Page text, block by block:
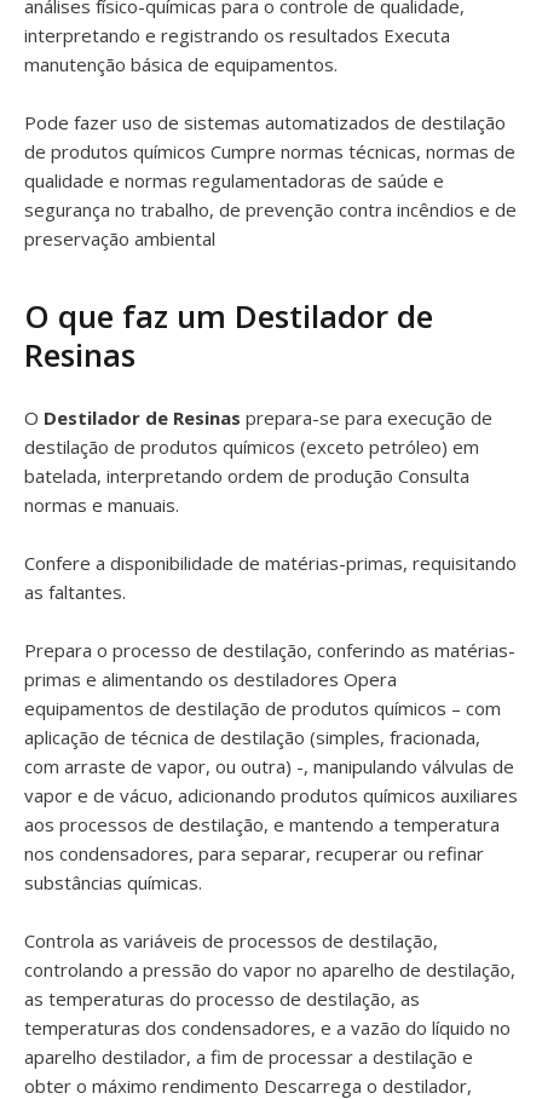
análises físico-químicas para o controle de qualidade,
interpretando e registrando os resultados Executa
manutenção básica de equipamentos.
Pode fazer uso de sistemas automatizados de destilação
de produtos químicos Cumpre normas técnicas, normas de
qualidade e normas regulamentadoras de saúde e
segurança no trabalho, de prevenção contra incêndios e de
preservação ambiental
O que faz um Destilador de
Resinas
O Destilador de Resinas prepara-se para execução de
destilação de produtos químicos (exceto petróleo) em
batelada, interpretando ordem de produção Consulta
normas e manuais.
Confere a disponibilidade de matérias-primas, requisitando
as faltantes.
Prepara o processo de destilação, conferindo as matérias-
primas e alimentando os destiladores Opera
equipamentos de destilação de produtos químicos – com
aplicação de técnica de destilação (simples, fracionada,
com arraste de vapor, ou outra) -, manipulando válvulas de
vapor e de vácuo, adicionando produtos químicos auxiliares
aos processos de destilação, e mantendo a temperatura
nos condensadores, para separar, recuperar ou refinar
substâncias químicas.
Controla as variáveis de processos de destilação,
controlando a pressão do vapor no aparelho de destilação,
as temperaturas do processo de destilação, as
temperaturas dos condensadores, e a vazão do líquido no
aparelho destilador, a fim de processar a destilação e
obter o máximo rendimento Descarrega o destilador,